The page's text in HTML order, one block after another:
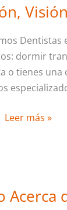
Dentistas
dormir
o tienes una
Misión,
Valores
Leer más »
Acerca
Todo